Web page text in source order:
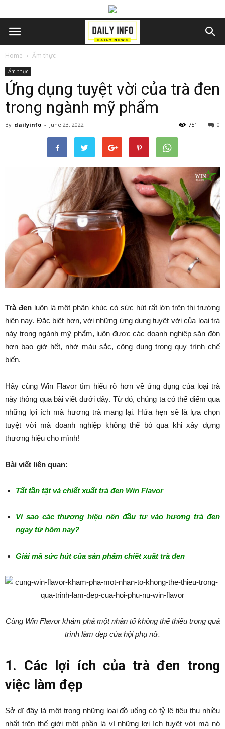
Home Ẩm thực
Ẩm thực
Ứng dụng tuyệt vời của trà đen
trong ngành mỹ phẩm
By dailyinfo - June 23, 2022 0
751
Trà đenluôn là một phân khúc có sức hút rất lớn trên thị trường
hiện nay. Đặc biệt hơn, với những ứng dụng tuyệt vời của loại trà
này trong ngành mỹ phẩm, luôn được các doanh nghiệp săn đón
hơn bao giờ hết, nhờ màu sắc, công dụng trong quy trình chế
biến.
Hãy cùng Win Flavor tìm hiểu rõ hơn về ứng dụng của loại trà
này thông qua bài viết dưới đây. Từ đó, chúng ta có thể điểm qua
những lợi ích mà hương trà mang lại. Hứa hẹn sẽ là lựa chọn
tuyệt vời mà doanh nghiệp không thể bỏ qua khi xây dựng
thương hiệu cho mình!
Bài viết liên quan:
Tất tần tật và chiết xuất trà đen Win Flavor
Vì sao các thương hiệu nên đầu tư vào hương trà đen
ngay từ hôm nay?
Giải mã sức hút của sản phẩm chiết xuất trà đen
Cùng Win Flavor khám phá một nhân tố không thể thiếu trong quá
trình làm đẹp của hội phụ nữ.
1. Các lợi ích của trà đen trong
việc làm đẹp
Sở dĩ đây là một trong những loại đồ uống có tỷ lệ tiêu thụ nhiều
nhất trên thế giới một phần là vì những lợi ích tuyệt vời mà nó